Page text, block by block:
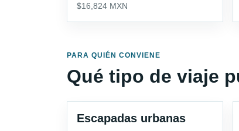
$16,824 MXN
PARA QUIÉN CONVIENE
Qué tipo de viaje
Escapadas urbanas